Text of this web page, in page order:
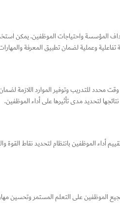
المؤسسة واحتياجات الموظفين. يمكن
تفاعلية وعملية لضمان تطبيق المعرفة
للتدريب وتوفير الموارد اللازمة
لتحديد مدى تأثيرها على أداء الموظفين.
أداء الموظفين بانتظام لتحديد نقاط
على التعلم المستمر وتحسين